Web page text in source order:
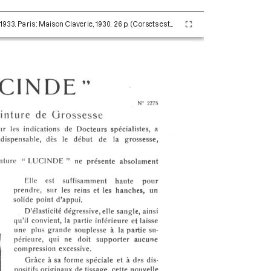
A. Claverie Corsets Ceintures Soutiens-gorge - 1933. Paris : Maison Claverie, 1930. 26 p. (Corsets esthétiques, ceintures et lingerie, 56)